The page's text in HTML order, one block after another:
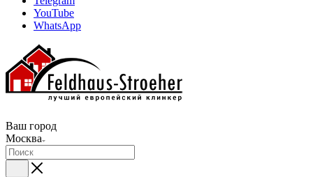
YouTube
WhatsApp
Ваш город
Москва